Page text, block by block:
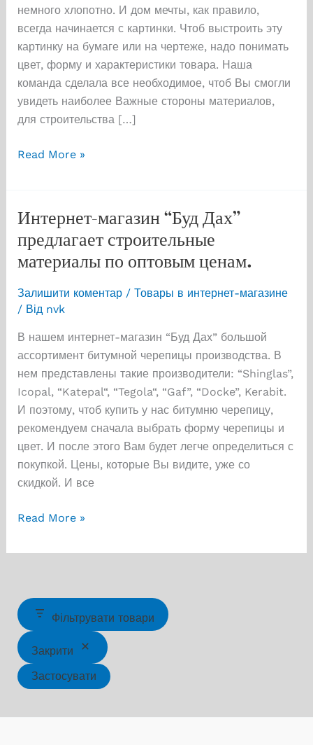
немного хлопотно. И дом мечты, как правило,
всегда начинается с картинки. Чтоб выстроить эту
картинку на бумаге или на чертеже, надо понимать
цвет, форму и характеристики товара. Наша
команда сделала все необходимое, чтоб Вы смогли
увидеть наиболее Важные стороны материалов,
для строительства […]
Строить
с
“Буд
Дах”
Read More »
Интернет-магазин “Буд Дах”
предлагает строительные
материалы по оптовым ценам.
Залишити коментар / Товары в интернет-магазине
/ Від nvk
В нашем интернет-магазин “Буд Дах” большой
ассортимент битумной черепицы производства. В
нем представлены такие производители: “Shinglas”,
Icopal, “Katepal“, “Tegola“, “Gaf”, “Docke”, Kerabit.
И поэтому, чтоб купить у нас битумню черепицу,
рекомендуем сначала выбрать форму черепицы и
цвет. И после этого Вам будет легче определиться с
покупкой. Цены, которые Вы видите, уже со
скидкой. И все
Интернет-
“Буд
строительные
материалы
по
оптовым
ценам.
Read More »
Фільтрувати товари
Закрити
Застосувати